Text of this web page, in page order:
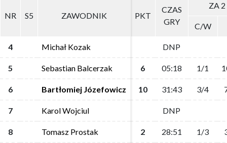
NR S5 ZAWODNIK PKT
CZAS
GRY
ZA 2
C/W
4 Michał Kozak DNP
5 Sebastian Balcerzak 6 05:18 1/1
6 Bartłomiej Józefowicz 10 31:43 3/4
7 Karol Wojciul DNP
8 Tomasz Prostak 2 28:51 1/3
NR S5 ZAWODNIK PKT
CZAS
GRY
ZA 2
C/W
4 Michał Kozak DNP
5 Sebastian Balcerzak 6 05:18 1/1
6 Bartłomiej Józefowicz 10 31:43 3/4
7 Karol Wojciul DNP
8 Tomasz Prostak 2 28:51 1/3